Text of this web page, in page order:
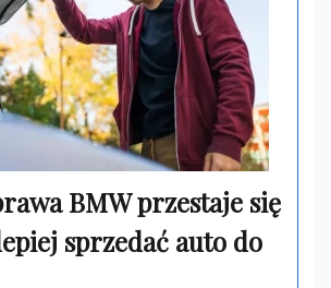
BMW przestaje się
sprzedać auto do